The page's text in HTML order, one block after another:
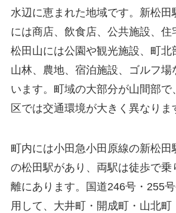
水辺に恵まれた地域です。新松田
には商店、飲食店、公共施設、住
松田山には公園や観光施設、町北
山林、農地、宿泊施設、ゴルフ場
います。町域の大部分が山間部で
区では交通環境が大きく異なりま
町内には小田急小田原線の新松田
の松田駅があり、両駅は徒歩で乗
離にあります。国道246号・255
用して、大井町・開成町・山北町